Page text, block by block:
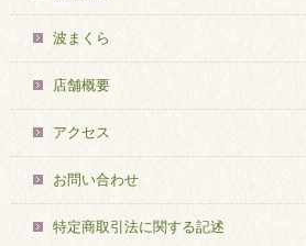
波まくら
店舗概要
アクセス
お問い合わせ
特定商取引法に関する記述